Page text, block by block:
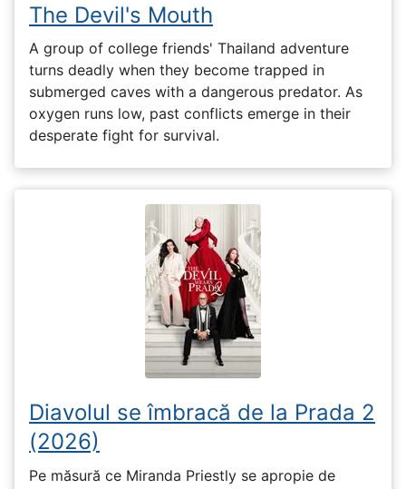
The Devil's Mouth
A group of college friends' Thailand adventure
turns deadly when they become trapped in
submerged caves with a dangerous predator. As
oxygen runs low, past conflicts emerge in their
desperate fight for survival.
Diavolul se îmbracă de la Prada 2
(2026)
Pe măsură ce Miranda Priestly se apropie de